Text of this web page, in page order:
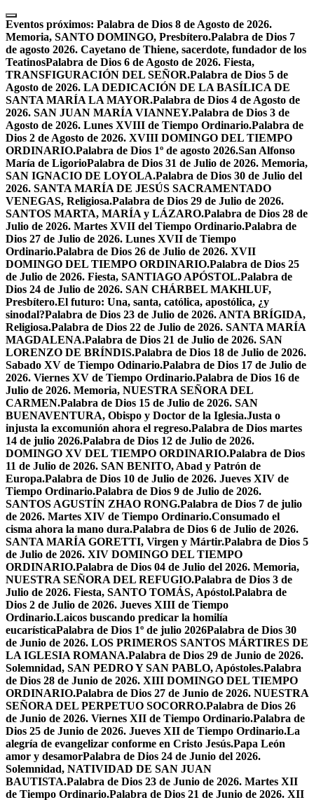
Skip
to
content
Eventos próximos: Palabra de Dios 8 de Agosto de 2026.
Memoria, SANTO DOMINGO, Presbítero.Palabra de Dios 7
de agosto 2026. Cayetano de Thiene, sacerdote, fundador de los
TeatinosPalabra de Dios 6 de Agosto de 2026. Fiesta,
TRANSFIGURACIÓN DEL SEÑOR.Palabra de Dios 5 de
Agosto de 2026. LA DEDICACIÓN DE LA BASÍLICA DE
SANTA MARÍA LA MAYOR.Palabra de Dios 4 de Agosto de
2026. SAN JUAN MARÍA VIANNEY.Palabra de Dios 3 de
Agosto de 2026. Lunes XVIII de Tiempo Ordinario.Palabra de
Dios 2 de Agosto de 2026. XVIII DOMINGO DEL TIEMPO
ORDINARIO.Palabra de Dios 1º de agosto 2026.San Alfonso
María de LigorioPalabra de Dios 31 de Julio de 2026. Memoria,
SAN IGNACIO DE LOYOLA.Palabra de Dios 30 de Julio del
2026. SANTA MARÍA DE JESÚS SACRAMENTADO
VENEGAS, Religiosa.Palabra de Dios 29 de Julio de 2026.
SANTOS MARTA, MARÍA y LÁZARO.Palabra de Dios 28 de
Julio de 2026. Martes XVII del Tiempo Ordinario.Palabra de
Dios 27 de Julio de 2026. Lunes XVII de Tiempo
Ordinario.Palabra de Dios 26 de Julio de 2026. XVII
DOMINGO DEL TIEMPO ORDINARIO.Palabra de Dios 25
de Julio de 2026. Fiesta, SANTIAGO APÓSTOL.Palabra de
Dios 24 de Julio de 2026. SAN CHÁRBEL MAKHLUF,
Presbítero.El futuro: Una, santa, católica, apostólica, ¿y
sinodal?Palabra de Dios 23 de Julio de 2026. ANTA BRÍGIDA,
Religiosa.Palabra de Dios 22 de Julio de 2026. SANTA MARÍA
MAGDALENA.Palabra de Dios 21 de Julio de 2026. SAN
LORENZO DE BRÍNDIS.Palabra de Dios 18 de Julio de 2026.
Sabado XV de Tiempo Odinario.Palabra de Dios 17 de Julio de
2026. Viernes XV de Tiempo Ordinario.Palabra de Dios 16 de
Julio de 2026. Memoria, NUESTRA SEÑORA DEL
CARMEN.Palabra de Dios 15 de Julio de 2026. SAN
BUENAVENTURA, Obispo y Doctor de la Iglesia.Justa o
injusta la excomunión ahora el regreso.Palabra de Dios martes
14 de julio 2026.Palabra de Dios 12 de Julio de 2026.
DOMINGO XV DEL TIEMPO ORDINARIO.Palabra de Dios
11 de Julio de 2026. SAN BENITO, Abad y Patrón de
Europa.Palabra de Dios 10 de Julio de 2026. Jueves XIV de
Tiempo Ordinario.Palabra de Dios 9 de Julio de 2026.
SANTOS AGUSTÍN ZHAO RONG.Palabra de Dios 7 de julio
de 2026. Martes XIV de Tiempo Ordinario.Consumado el
cisma ahora la mano dura.Palabra de Dios 6 de Julio de 2026.
SANTA MARÍA GORETTI, Virgen y Mártir.Palabra de Dios 5
de Julio de 2026. XIV DOMINGO DEL TIEMPO
ORDINARIO.Palabra de Dios 04 de Julio del 2026. Memoria,
NUESTRA SEÑORA DEL REFUGIO.Palabra de Dios 3 de
Julio de 2026. Fiesta, SANTO TOMÁS, Apóstol.Palabra de
Dios 2 de Julio de 2026. Jueves XIII de Tiempo
Ordinario.Laicos buscando predicar la homilía
eucarísticaPalabra de Dios 1º de julio 2026Palabra de Dios 30
de Junio de 2026. LOS PRIMEROS SANTOS MÁRTIRES DE
LA IGLESIA ROMANA.Palabra de Dios 29 de Junio de 2026.
Solemnidad, SAN PEDRO Y SAN PABLO, Apóstoles.Palabra
de Dios 28 de Junio de 2026. XIII DOMINGO DEL TIEMPO
ORDINARIO.Palabra de Dios 27 de Junio de 2026. NUESTRA
SEÑORA DEL PERPETUO SOCORRO.Palabra de Dios 26
de Junio de 2026. Viernes XII de Tiempo Ordinario.Palabra de
Dios 25 de Junio de 2026. Jueves XII de Tiempo Ordinario.La
alegría de evangelizar conforme en Cristo Jesús.Papa León
amor y desamorPalabra de Dios 24 de Junio del 2026.
Solemnidad, NATIVIDAD DE SAN JUAN
BAUTISTA.Palabra de Dios 23 de Junio de 2026. Martes XII
de Tiempo Ordinario.Palabra de Dios 21 de Junio de 2026. XII